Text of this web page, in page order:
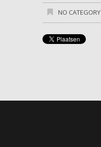
NO CATEGORY